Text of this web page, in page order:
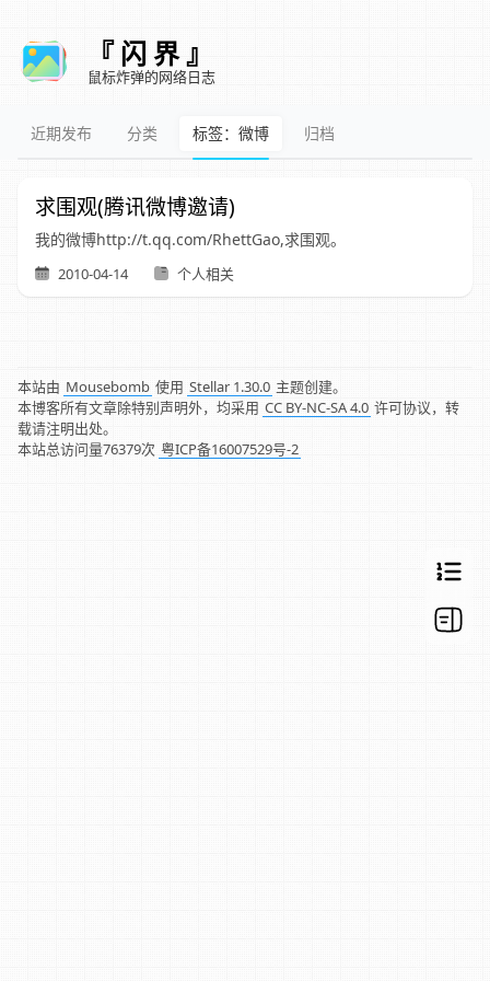
『 闪 界 』
鼠标炸弹的网络日志
近期发布 分类 标签：微博 归档
求围观(腾讯微博邀请)
我的微博http://t.qq.com/RhettGao,求围观。
2010-04-14 个人相关
本站由 Mousebomb 使用 Stellar 1.30.0 主题创建。
本博客所有文章除特别声明外，均采用 CC BY-NC-SA 4.0 许可协议，转
载请注明出处。
本站总访问量76379次 粤ICP备16007529号-2